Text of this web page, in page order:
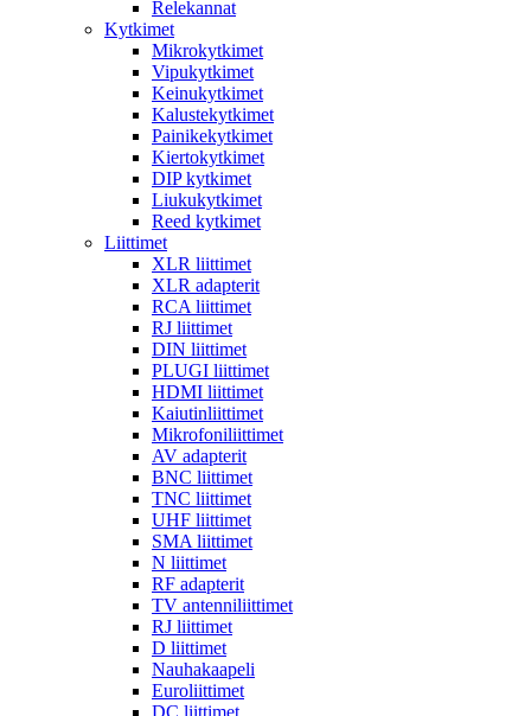
Relekannat
Kytkimet
Mikrokytkimet
Vipukytkimet
Keinukytkimet
Kalustekytkimet
Painikekytkimet
Kiertokytkimet
DIP kytkimet
Liukukytkimet
Reed kytkimet
Liittimet
XLR liittimet
XLR adapterit
RCA liittimet
RJ liittimet
DIN liittimet
PLUGI liittimet
HDMI liittimet
Kaiutinliittimet
Mikrofoniliittimet
AV adapterit
BNC liittimet
TNC liittimet
UHF liittimet
SMA liittimet
N liittimet
RF adapterit
TV antenniliittimet
RJ liittimet
D liittimet
Nauhakaapeli
Euroliittimet
DC liittimet